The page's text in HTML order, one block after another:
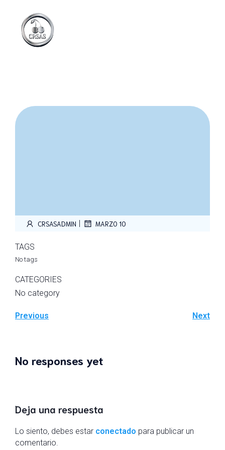
CRSASADMIN MARZO 10
TAGS
No tags
CATEGORIES
No category
Previous Next
No responses yet
Deja una respuesta
Lo siento, debes estar conectado para publicar un
comentario.